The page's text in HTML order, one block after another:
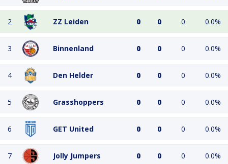
2 ZZ Leiden 0 0 0 0.0%
3 Binnenland 0 0 0 0.0%
4 Den Helder 0 0 0 0.0%
5 Grasshoppers 0 0 0 0.0%
6 GET United 0 0 0 0.0%
7 Jolly Jumpers 0 0 0 0.0%